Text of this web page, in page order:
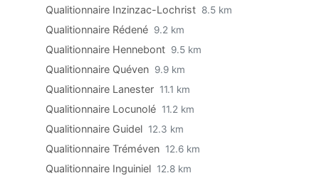
Qualitionnaire Inzinzac-Lochrist 8.5 km
Qualitionnaire Rédené 9.2 km
Qualitionnaire Hennebont 9.5 km
Qualitionnaire Quéven 9.9 km
Qualitionnaire Lanester 11.1 km
Qualitionnaire Locunolé 11.2 km
Qualitionnaire Guidel 12.3 km
Qualitionnaire Tréméven 12.6 km
Qualitionnaire Inguiniel 12.8 km